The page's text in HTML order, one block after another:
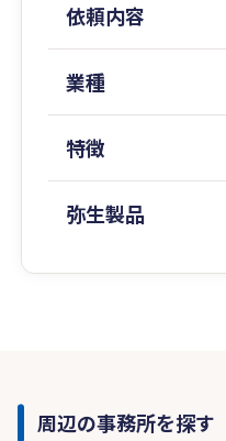
依頼内容
業種
特徴
弥生製品
周辺の事務所を探す